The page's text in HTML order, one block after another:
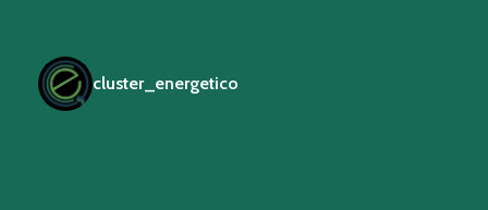
cluster_energetico